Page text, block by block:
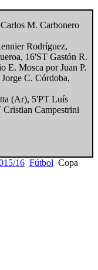
M. Carbonero
Rodríguez,
16'ST Gastón R.
E. Mosca por Juan P.
C. Córdoba,
(Ar), 5'PT Luís
Campestrini
16 Fútbol Copa